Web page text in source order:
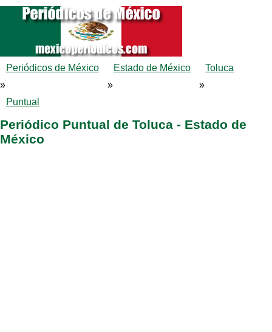
Periódicos de México
»
Estado de México
»
Toluca
»
Puntual
Periódico Puntual de Toluca - Estado de
México